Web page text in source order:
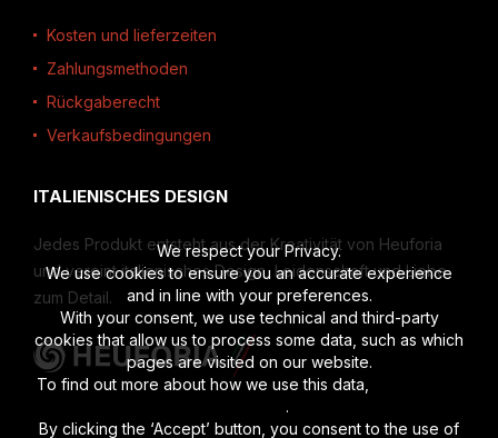
Kosten und lieferzeiten
Zahlungsmethoden
Rückgaberecht
Verkaufsbedingungen
ITALIENISCHES DESIGN
Jedes Produkt entsteht aus der Kreativität von Heuforia
und vereint italienisches Design, Leidenschaft und Liebe
zum Detail.
We respect your Privacy.
We use cookies to ensure you an accurate experience
and in line with your preferences.
With your consent, we use technical and third-party
cookies that allow us to process some data, such as which
pages are visited on our website.
To find out more about how we use this data,
.
By clicking the ‘Accept’ button, you consent to the use of